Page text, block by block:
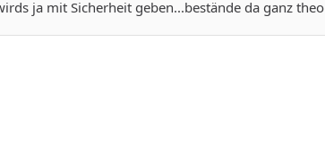
ja mit Sicherheit geben...bestände da ganz